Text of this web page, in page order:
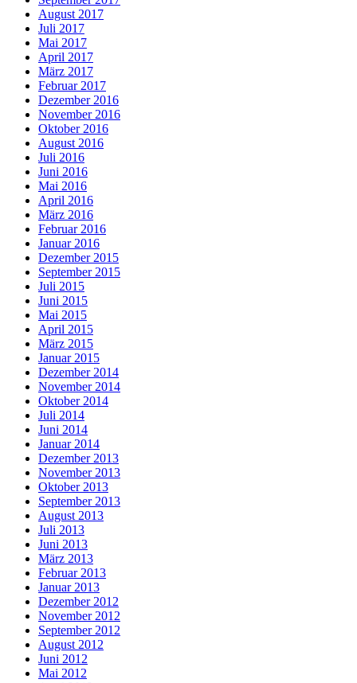
August 2017
Juli 2017
Mai 2017
April 2017
März 2017
Februar 2017
Dezember 2016
November 2016
Oktober 2016
August 2016
Juli 2016
Juni 2016
Mai 2016
April 2016
März 2016
Februar 2016
Januar 2016
Dezember 2015
September 2015
Juli 2015
Juni 2015
Mai 2015
April 2015
März 2015
Januar 2015
Dezember 2014
November 2014
Oktober 2014
Juli 2014
Juni 2014
Januar 2014
Dezember 2013
November 2013
Oktober 2013
September 2013
August 2013
Juli 2013
Juni 2013
März 2013
Februar 2013
Januar 2013
Dezember 2012
November 2012
September 2012
August 2012
Juni 2012
Mai 2012